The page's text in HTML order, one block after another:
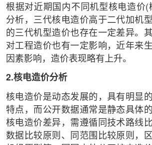
根据对近期国内不同机型核电造价(
分析，三代核电造价高于二代加机
的三代机型造价也存在一定差异。
对工程造价也有一定影响，近年来
因素影响，造价表现略有上升。
2.核电造价分析
核电造价是动态发展的，具有明显
特点，而公开数据通常是静态具体
核电造价差异，需遵循同技术路线
数据比较原则、同范围比较原则，